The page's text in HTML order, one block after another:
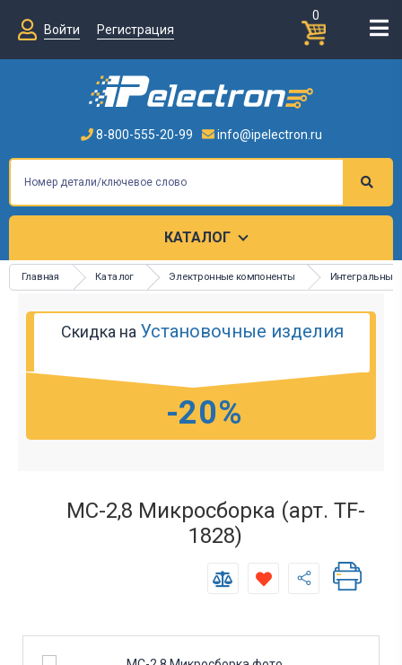
0
Войти
Регистрация
8-800-555-20-99 info@ipelectron.ru
КАТАЛОГ
Главная Каталог Электронные компоненты Интегральные
Скидка на Установочные изделия
-20%
МС-2,8 Микросборка (арт. TF-
1828)